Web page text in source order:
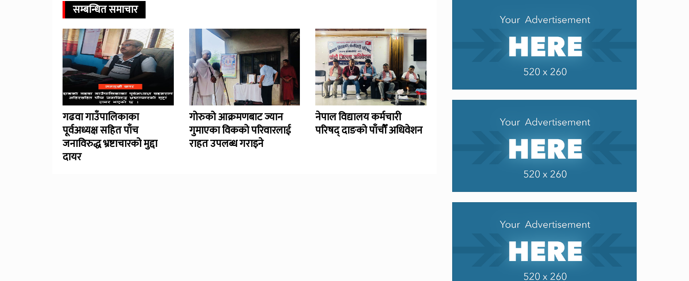
सम्बन्धित समाचार
गढवा गाउँपालिकाका
पूर्वअध्यक्ष सहित पाँच
जनाविरुद्ध भ्रष्टाचारको मुद्दा
दायर
गोरुको आक्रमणबाट ज्यान
गुमाएका विकको परिवारलाई
राहत उपलब्ध गराइने
नेपाल विद्यालय कर्मचारी
परिषद् दाङको पाँचौँ अधिवेशन